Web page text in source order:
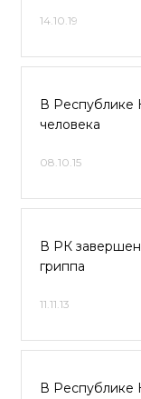
14.10.19
В Республике
человека
08.10.15
В РК
гриппа
11.11.13
В Республике